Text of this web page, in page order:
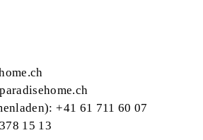
+41 61 711 60 07
15 13